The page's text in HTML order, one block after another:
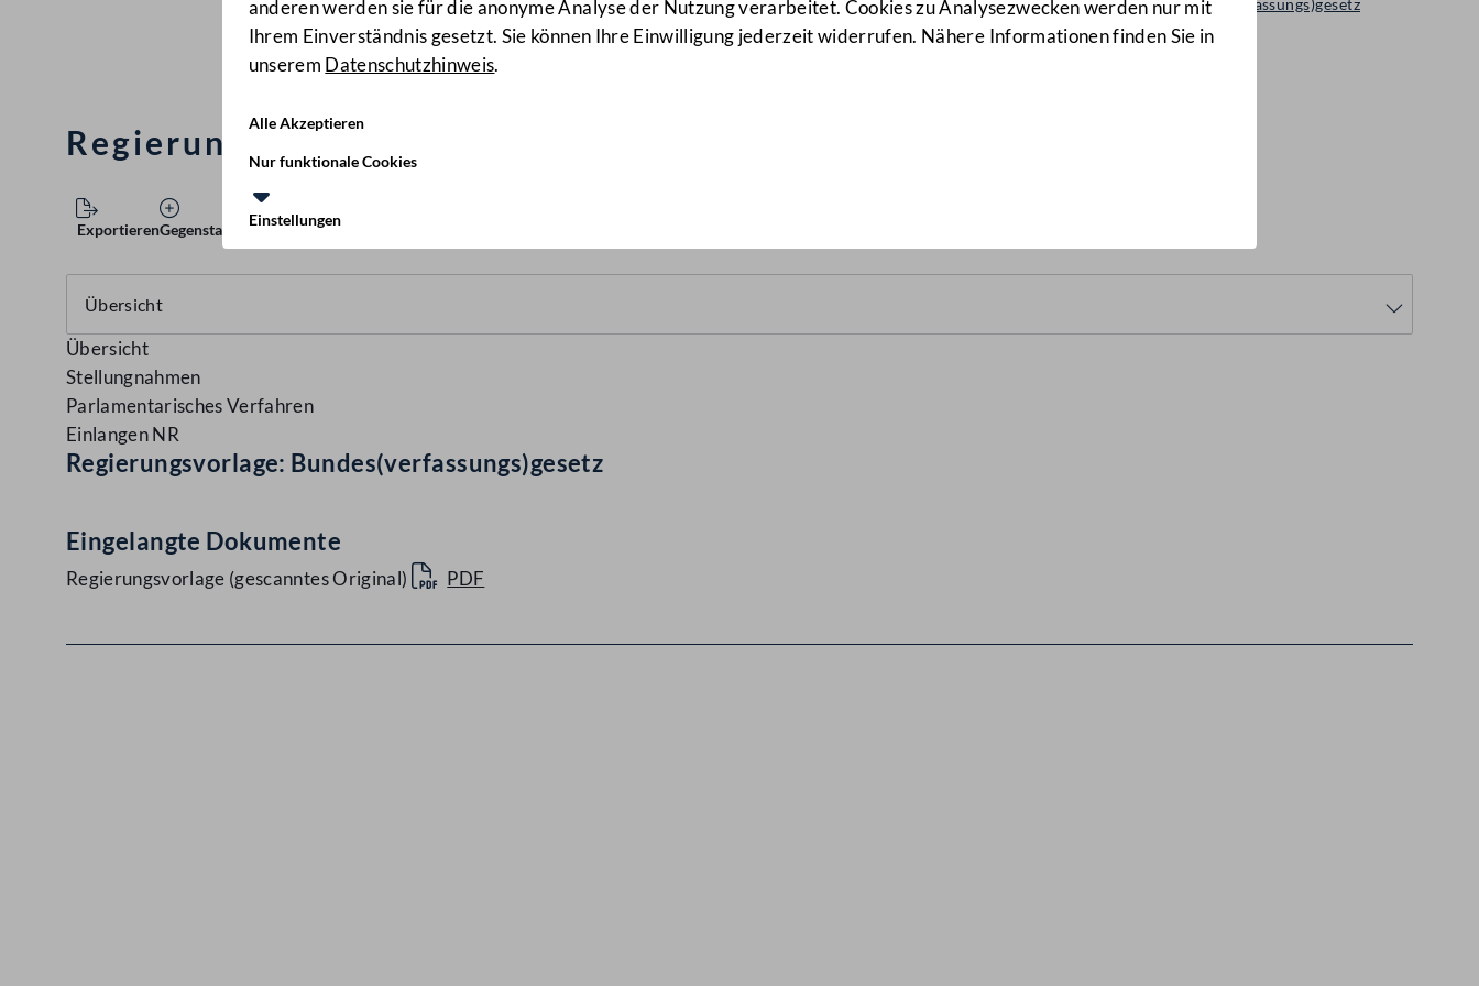
anderen werden sie für die anonyme Analyse der Nutzung verarbeitet. Cookies zu Analysezwecken werden nur mit
Ihrem Einverständnis gesetzt. Sie können Ihre Einwilligung jederzeit widerrufen. Nähere Informationen finden Sie in
unserem Datenschutzhinweis.
Alle Akzeptieren
Nur funktionale Cookies
Einstellungen
Regierungsvorlage: Bundes(verfassungs)gesetz
934 d.B.
Regierungsvorlage: Bundes(verfassungs)gesetz
ExportierenGegenstand speichern
Übersicht
Stellungnahmen
Parlamentarisches Verfahren
Einlangen NR
Regierungsvorlage: Bundes(verfassungs)gesetz
Eingelangte Dokumente
Regierungsvorlage (gescanntes Original) PDF